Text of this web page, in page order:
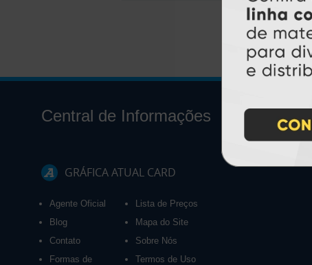
Central de Informações
GRÁFICA ATUAL CARD
Agente Oficial
Blog
Contato
Formas de
Lista de Preços
Mapa do Site
Sobre Nós
Termos de Uso